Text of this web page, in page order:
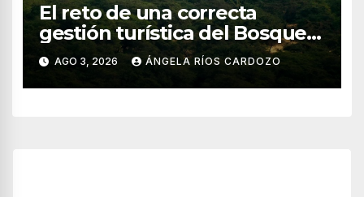
El reto de una correcta
gestión turística del Bosque
de Pomac (en Perú)
AGO 3, 2026 ÁNGELA RÍOS CARDOZO